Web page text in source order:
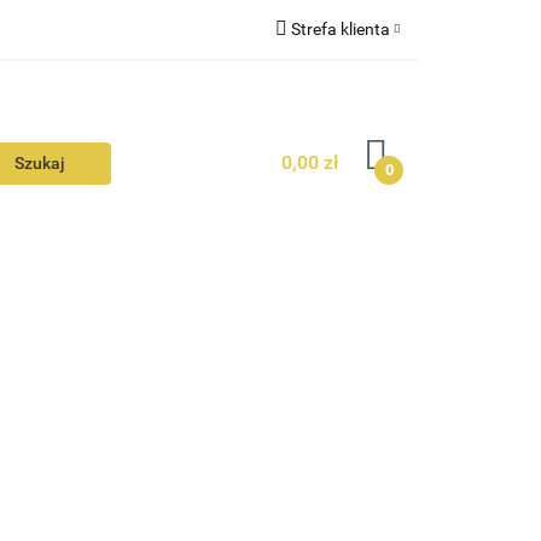
Strefa klienta
Dodaj zgłoszenie
0,00 zł 0